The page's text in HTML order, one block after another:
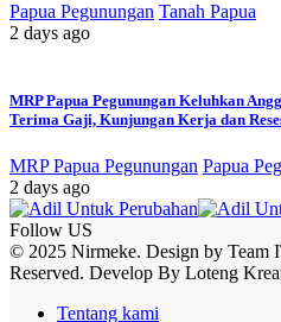
Papua Pegunungan Tanah Papua
2 days ago
MRP Papua Pegunungan Keluhkan
Terima Gaji, Kunjungan Kerja dan
MRP Papua Pegunungan Papua
2 days ago
Follow US
© 2025 Nirmeke. Design by Team
Reserved. Develop By Loteng
Tentang kami